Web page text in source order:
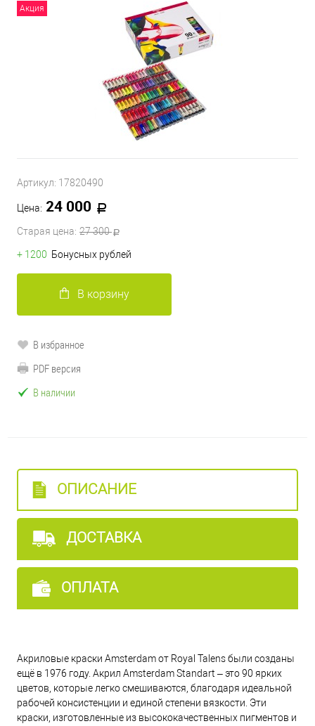
Акция
Артикул: 17820490
Цена: 24 000
Старая цена: 27 300
+ 1200 Бонусных рублей
В корзину
В избранное
PDF версия
В наличии
ОПИСАНИЕ
ДОСТАВКА
ОПЛАТА
Акриловые краски Amsterdam от Royal Talens были созданы
ещё в 1976 году. Акрил Amsterdam Standart – это 90 ярких
цветов, которые легко смешиваются, благодаря идеальной
рабочей консистенции и единой степени вязкости. Эти
краски, изготовленные из высококачественных пигментов и